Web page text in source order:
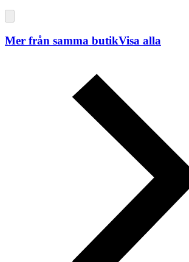
Mer från samma butikVisa alla